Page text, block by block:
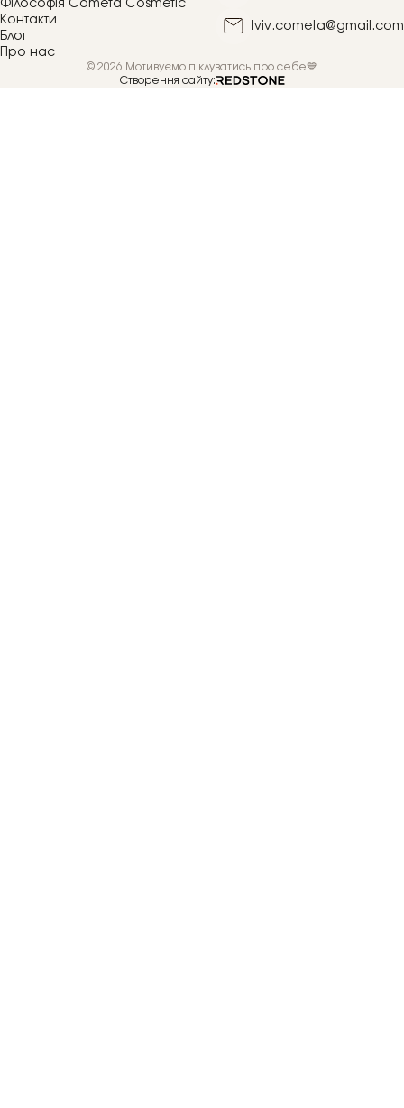
Філософія Cometa Cosmetic
Контакти
Блог
Про нас
lviv.cometa@gmail.com
© 2026 Мотивуємо піклуватись про себе💙
Створення сайту: